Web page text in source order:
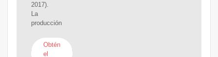
2017).
La
producción
Obtén
el